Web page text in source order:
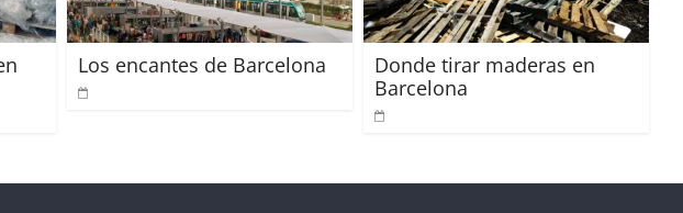
Los encantes de Barcelona
Donde tirar maderas en
Barcelona